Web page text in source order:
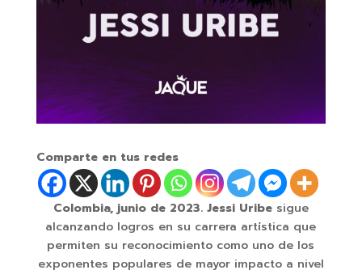
Comparte en tus redes
Colombia, junio de 2023. Jessi Uribe sigue
alcanzando logros en su carrera artística que
permiten su reconocimiento como uno de los
exponentes populares de mayor impacto a nivel